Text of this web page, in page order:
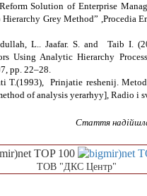
Solution of Enterprise
Hierarchy Grey Method” ,Procedia
L.. Jaafar. S. and Taib I.
Using Analytic Hierarchy Process
pp. 22–28.
T.(1993), Prinjatie reshenij.
of analysis yerarhyy], Radio i
Стаття
ТОВ "ДКС Центр"